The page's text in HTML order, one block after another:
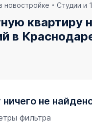
новостройке Студии и
квартиру
в
не
фильтра